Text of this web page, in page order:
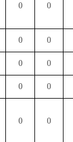
0 0
0 0
0 0
0 0
0 0